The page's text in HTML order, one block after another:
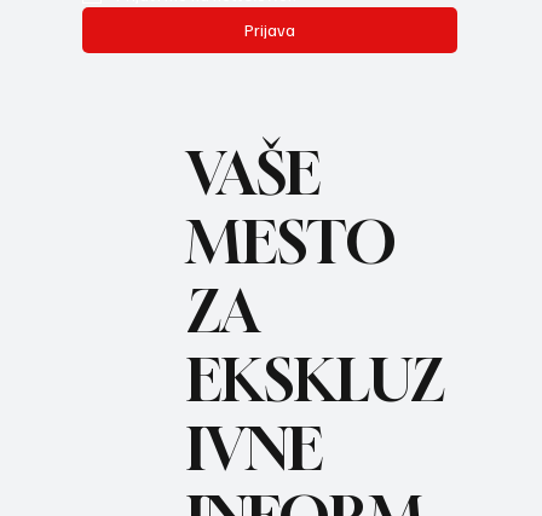
Prijava
REC
VAŠE
MESTO
ZA
EKSKLUZ
IVNE